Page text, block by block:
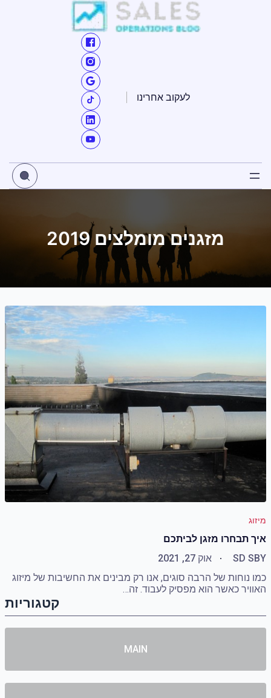
לעקוב אחרינו
מזגנים מומלצים 2019
מיזוג
איך תבחרו מזגן לביתכם
BY
SD S
אוק 27, 2021
כמו נוחות של הרבה סוגים, אנו רק מבינים את החשיבות של מיזוג
האוויר כאשר הוא מפסיק לעבוד. זה…
קטגוריות
MAIN